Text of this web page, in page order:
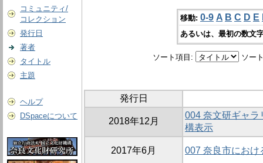
コミュニティ/
コレクション
発行日
著者
タイトル
主題
ヘルプ
DSpaceについて
移動: 0-9 A B C D E
あるいは、最初の数文
ソート項目: ソー
発行日
2018年12月
004 奈文研ギャラ
構表示
2017年6月 007 奈良市におけ